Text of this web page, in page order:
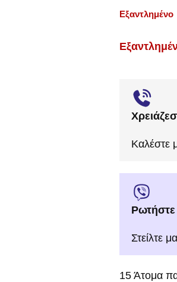
Εξαντλημένο
Καλέστε
Στείλτε
15 Άτομα